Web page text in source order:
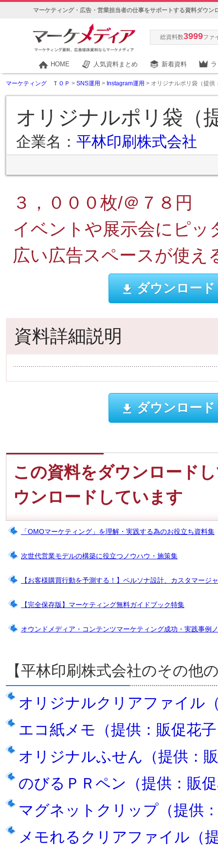
マーケティング・広告・営業担当者の仕事をサポートする資料ダウン
総資料数3999ファ
HOME 人気資料まとめ 新着資料
マーケティング ＴＯＰ > SNS運用 > Instagram運用 > オリジナルポリ袋（提供
オリジナルポリ袋（
企業名： 平林印刷株式会社
３，０００枚/＠７８円
イベントや展示会にピッ
広い広告スペースが使え
ダウンロー
資料詳細説明
ダウンロー
この資料をダウンロード
ウンロードしています
「OMOマーケティング」を理解・実践する為のお役立ち資料集
次世代営業モデルの構築に役立つノウハウ・施策集
【お客様購買行動を予測する！】ペルソナ設計、カスタマージ
【完全保存版】マーケティング無料ガイドブック特集
オウンドメディア・コンテンツマーケティング成功・実践事例
【平林印刷株式会社のその他
オリジナルクリアファイル
エコ紙メモ（提供：販促花
オリジナルふせん（提供：
のびるＰＲペン（提供：販
マグネットクリップ（提供
メモれるクリアファイル（